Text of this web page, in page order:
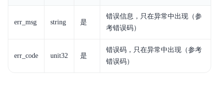
err_msg string 是
错误信息，只在异常中出现（参
考错误码）
err_code unit32 是
错误码，只在异常中出现（参考
错误码）